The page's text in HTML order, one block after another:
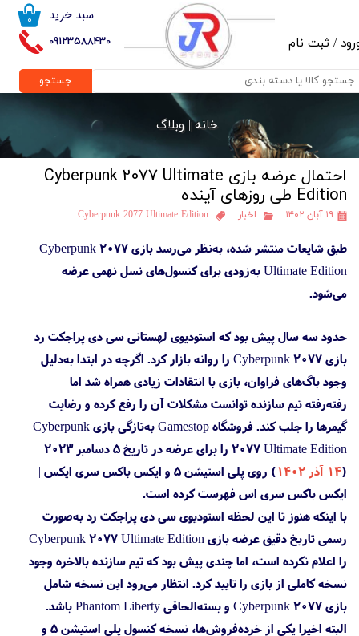
09123588430
۰ سبد خرید
/ ثبت نام
حساب کاربری من
تغییر گذر واژه
خروج از حساب کاربری
جستجو
خانه |وبلاگ
احتمال عرضه بازی Cyberpunk 2077 Ultimate
Edition طی روزهای آینده
۱۹ آبان ۱۴۰۲ اخبار Cyberpunk 2077 Ultimate Edition
طبق شایعات منتشر شده، به‌نظر می‌رسد بازی Cyberpunk 2077
Ultimate Edition به‌زودی برای کنسول‌های نسل نهمی عرضه
می‌شود.
حدود سه سال پیش بود که استودیوی لهستانی سی دی پراجکت رد
بازی Cyberpunk 2077 را روانه بازار کرد. اگرچه در ابتدا به‌دلیل
وجود باگ‌های فراوان، بازی با انتقادات زیادی همراه شد اما
رفته‌رفته تیم سازنده توانست مشکلات آن را رفع کرده و رضایت
گیمرها را جلب کند. فروشگاه Gamestop به‌تازگی بازی Cyberpunk
2077 Ultimate Edition را برای عرضه در تاریخ ۵ دسامبر ۲۰۲۳
(۱۴ آذر ۱۴۰۲
) روی پلی استیشن 5 و ایکس باکس سری ایکس |
ایکس باکس سری اس فهرست کرده است.
با اینکه هنوز تا این لحظه استودیوی سی دی پراجکت رد به‌صورت
رسمی تاریخ دقیق عرضه بازی Cyberpunk 2077 Ultimate Edition
را اعلام نکرده است، اما چندی پیش بود که تیم سازنده بالاخره وجود
نسخه کاملی از بازی را تایید کرد. انتظار می‌رود این نسخه شامل
بازی Cyberpunk 2077 و بسته‌الحاقی Phantom Liberty باشد.
البته اخیرا یکی از خرده‌فروش‌ها، نسخه کنسول پلی استیشن 5 و